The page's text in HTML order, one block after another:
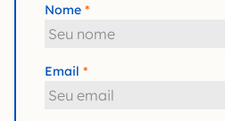
Nome
Email